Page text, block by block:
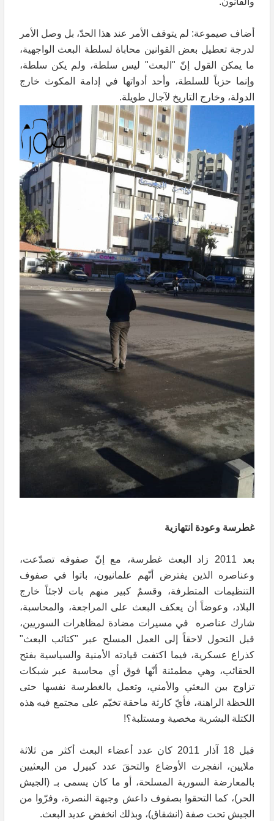
أضاف صيموعة: لم يتوقف الأمر عند هذا الحدّ، بل وصل الأمر
لدرجة تعطيل بعض القوانين محاباة لسلطة البعث الواجهية،
ما ‏يمكن القول إنّ "البعث" ليس سلطة، ولم يكن سلطة،
وإنما حزباً للسلطة، وأحد أدواتها في إدامة المكوث خارج
الدولة، وخارج التاريخ لآجال طويلة.‏
غطرسة وعودة انتهازية
بعد 2011 زاد البعث غطرسة، مع إنّ صفوفه تصدّعت،
وعناصره الذين يفترض أنّهم علمانيون، باتوا في صفوف
التنظيمات المتطرفة، وقسمٌ كبير منهم بات لاجئاً خارج
البلاد، وعوضاً أن يعكف البعث على المراجعة، والمحاسبة،
شارك عناصره في مسيرات مضادة لمظاهرات السوريين،
قبل التحول لاحقاً إلى العمل المسلح عبر "كتائب البعث"
كذراع عسكرية، فيما اكتفت قيادته الأمنية والسياسية بفتح
الحقائب، وهي مطمئنة أنّها فوق أي محاسبة عبر شبكات
تزاوج بين البعثي والأمني، وتعمل بالغطرسة نفسها حتى
اللحظة الراهنة، فأيّ كارثة ماحقة تخيّم على مجتمع فيه هذه
الكتلة البشرية مخصية ومستلبة؟!
قبل 18 آذار 2011 كان عدد أعضاء البعث أكثر من ثلاثة
ملايين، انفجرت الأوضاع والتحقَ عدد كبيرل من البعثيين
بالمعارضة السورية المسلحة، أو ما كان يسمى بـ (الجيش
الحر)، كما التحقوا بصفوف داعش وجبهة النصرة، وفرّوا من
الجيش تحت صفة (انشقاق)، وبذلك انخفض عديد البعث.